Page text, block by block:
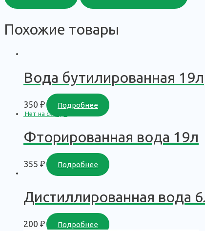
Похожие товары
Вода бутилированная 19л
350 ₽ Подробнее
Нет на складе
Фторированная вода 19л
355 ₽ Подробнее
Дистиллированная вода
200 ₽ Подробнее